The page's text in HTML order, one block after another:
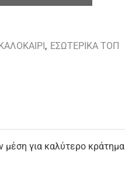
, ΕΣΩΤΕΡΙΚΑ ΤΟΠ
για καλύτερο